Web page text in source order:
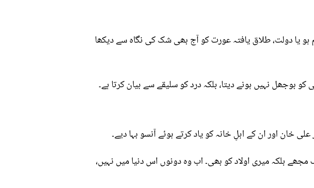
ہو یا دولت، طلاق یافتہ عورت کو آج بھی شک کی نگاہ سے دیکھا
نہیں ہونے دیتا، بلکہ درد کو سلیقے سے بیان کرتا ہے۔
خان اور ان کے اہلِ خانہ کو یاد کرتے ہوئے آنسو بہا دیے۔
بلکہ میری اولاد کو بھی۔ اب وہ دونوں اس دنیا میں نہیں،